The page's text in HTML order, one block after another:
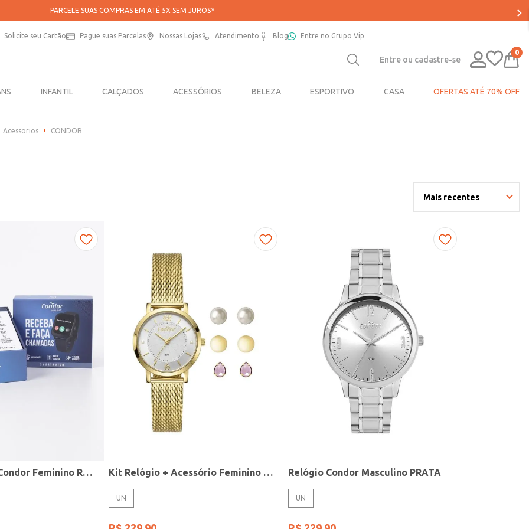
PARCELE SUAS COMPRAS EM ATÉ 5X SEM JUROS*
Solicite seu Cartão Pague suas Parcelas Nossas Lojas Atendimento Blog Entre no Grupo Vip
Entre ou cadastre-se
0
INFANTIL CALÇADOS ACESSÓRIOS BELEZA ESPORTIVO CASA OFERTAS ATÉ 70% OFF
Acessorios CONDOR
Mais recentes
Relógio Smart Condor Feminino ROSE Kit Relógio + Acessório Feminino DOURADO
UN
Relógio Condor Masculino PRATA
UN